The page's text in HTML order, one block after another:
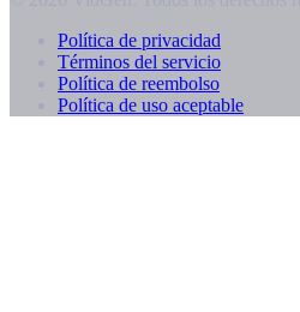
Política de privacidad
Términos del servicio
Política de reembolso
Política de uso aceptable